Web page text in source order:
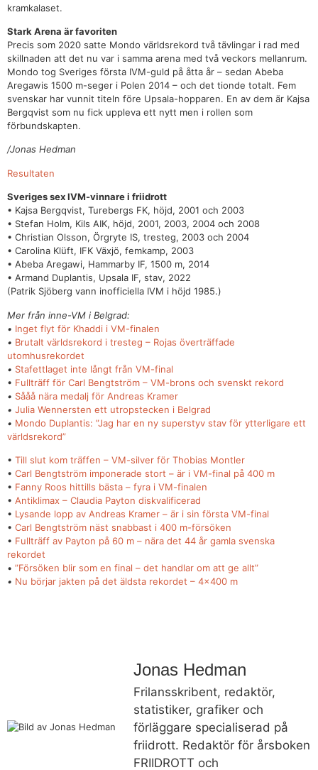
kramkalaset.
Stark Arena är favoriten
Precis som 2020 satte Mondo världsrekord två tävlingar i rad med
skillnaden att det nu var i samma arena med två veckors mellanrum.
Mondo tog Sveriges första IVM-guld på åtta år ­– sedan Abeba
Aregawis 1500 m-seger i Polen 2014 – och det tionde totalt. Fem
svenskar har vunnit titeln före Upsala-hopparen. En av dem är Kajsa
Bergqvist som nu fick uppleva ett nytt men i rollen som
förbundskapten.
/Jonas Hedman
Resultaten
Sveriges sex IVM-vinnare i friidrott
• Kajsa Bergqvist, Turebergs FK, höjd, 2001 och 2003
• Stefan Holm, Kils AIK, höjd, 2001, 2003, 2004 och 2008
• Christian Olsson, Örgryte IS, tresteg, 2003 och 2004
• Carolina Klüft, IFK Växjö, femkamp, 2003
• Abeba Aregawi, Hammarby IF, 1500 m, 2014
• Armand Duplantis, Upsala IF, stav, 2022
(Patrik Sjöberg vann inofficiella IVM i höjd 1985.)
Mer från inne-VM i Belgrad:
• Inget flyt för Khaddi i VM-finalen
• Brutalt världsrekord i tresteg – Rojas överträffade
utomhusrekordet
• Stafettlaget inte långt från VM-final
• Fullträff för Carl Bengtström – VM-brons och svenskt rekord
• Sååå nära medalj för Andreas Kramer
• Julia Wennersten ett utropstecken i Belgrad
• Mondo Duplantis: ”Jag har en ny superstyv stav för ytterligare ett
världsrekord”
• Till slut kom träffen – VM-silver för Thobias Montler
• Carl Bengtström imponerade stort – är i VM-final på 400 m
• Fanny Roos hittills bästa – fyra i VM-finalen
• Antiklimax – Claudia Payton diskvalificerad
• Lysande lopp av Andreas Kramer – är i sin första VM-final
• Carl Bengtström näst snabbast i 400 m-försöken
• Fullträff av Payton på 60 m – nära det 44 år gamla svenska
rekordet
• ”Försöken blir som en final – det handlar om att ge allt”
• Nu börjar jakten på det äldsta rekordet – 4×400 m
Jonas Hedman
Frilansskribent, redaktör,
statistiker, grafiker och
förläggare specialiserad på
friidrott. Redaktör för årsboken
FRIIDROTT och